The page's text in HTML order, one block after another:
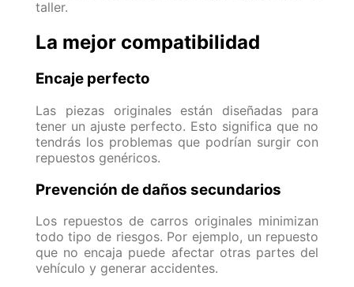
taller.
La mejor compatibilidad
Encaje perfecto
Las piezas originales están diseñadas para
tener un ajuste perfecto. Esto significa que no
tendrás los problemas que podrían surgir con
repuestos genéricos.
Prevención de daños secundarios
Los repuestos de carros originales minimizan
todo tipo de riesgos. Por ejemplo, un repuesto
que no encaja puede afectar otras partes del
vehículo y generar accidentes.